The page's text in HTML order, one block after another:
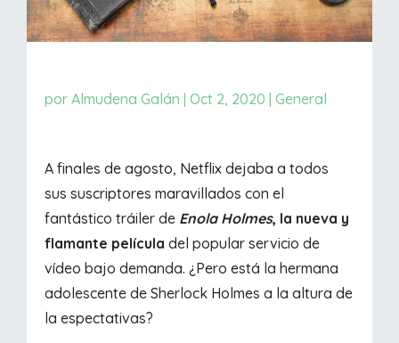
porAlmudena Galán |Oct 2, 2020 |General
A finales de agosto, Netflix dejaba a todos
sus suscriptores maravillados con el
fantástico tráiler de Enola Holmes, la nueva y
flamante película del popular servicio de
vídeo bajo demanda. ¿Pero está la hermana
adolescente de Sherlock Holmes a la altura de
la espectativas?